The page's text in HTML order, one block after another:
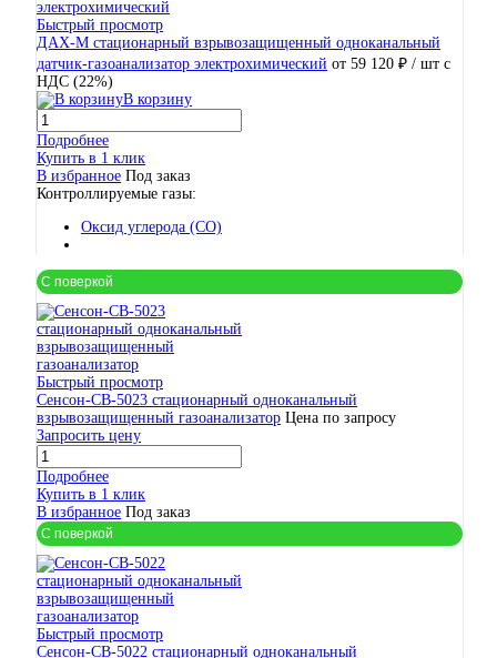
Быстрый просмотр
ДАХ-М стационарный взрывозащищенный одноканальный
датчик-газоанализатор электрохимический от 59 120 ₽ / шт с
НДС (22%)
В корзину
Подробнее
Купить в 1 клик
В избранное Под заказ
Контроллируемые газы:
Оксид углерода (CO)
С поверкой
Быстрый просмотр
Сенсон-СВ-5023 стационарный одноканальный
взрывозащищенный газоанализатор Цена по запросу
Запросить цену
Подробнее
Купить в 1 клик
В избранное Под заказ
С поверкой
Быстрый просмотр
Сенсон-СВ-5022 стационарный одноканальный